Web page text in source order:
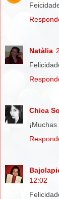
Natàlia
Chica
12:02